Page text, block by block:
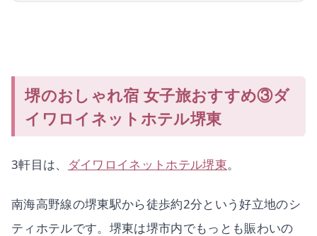
堺のおしゃれ宿 女子旅おすすめ③ダ
イワロイネットホテル堺東
3軒目は、 ダイワロイネットホテル堺東。
南海高野線の堺東駅から徒歩約2分という好立地のシ
ティホテルです。堺東は堺市内でもっとも賑わいの